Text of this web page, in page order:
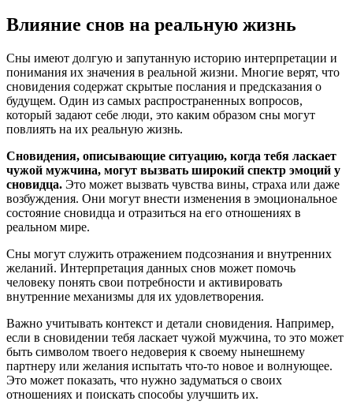
Влияние снов на реальную жизнь
Сны имеют долгую и запутанную историю интерпретации и
понимания их значения в реальной жизни. Многие верят, что
сновидения содержат скрытые послания и предсказания о
будущем. Один из самых распространенных вопросов,
который задают себе люди, это каким образом сны могут
повлиять на их реальную жизнь.
Сновидения, описывающие ситуацию, когда тебя ласкает
чужой мужчина, могут вызвать широкий спектр эмоций у
сновидца. Это может вызвать чувства вины, страха или даже
возбуждения. Они могут внести изменения в эмоциональное
состояние сновидца и отразиться на его отношениях в
реальном мире.
Сны могут служить отражением подсознания и внутренних
желаний. Интерпретация данных снов может помочь
человеку понять свои потребности и активировать
внутренние механизмы для их удовлетворения.
Важно учитывать контекст и детали сновидения. Например,
если в сновидении тебя ласкает чужой мужчина, то это может
быть символом твоего недоверия к своему нынешнему
партнеру или желания испытать что-то новое и волнующее.
Это может показать, что нужно задуматься о своих
отношениях и поискать способы улучшить их.